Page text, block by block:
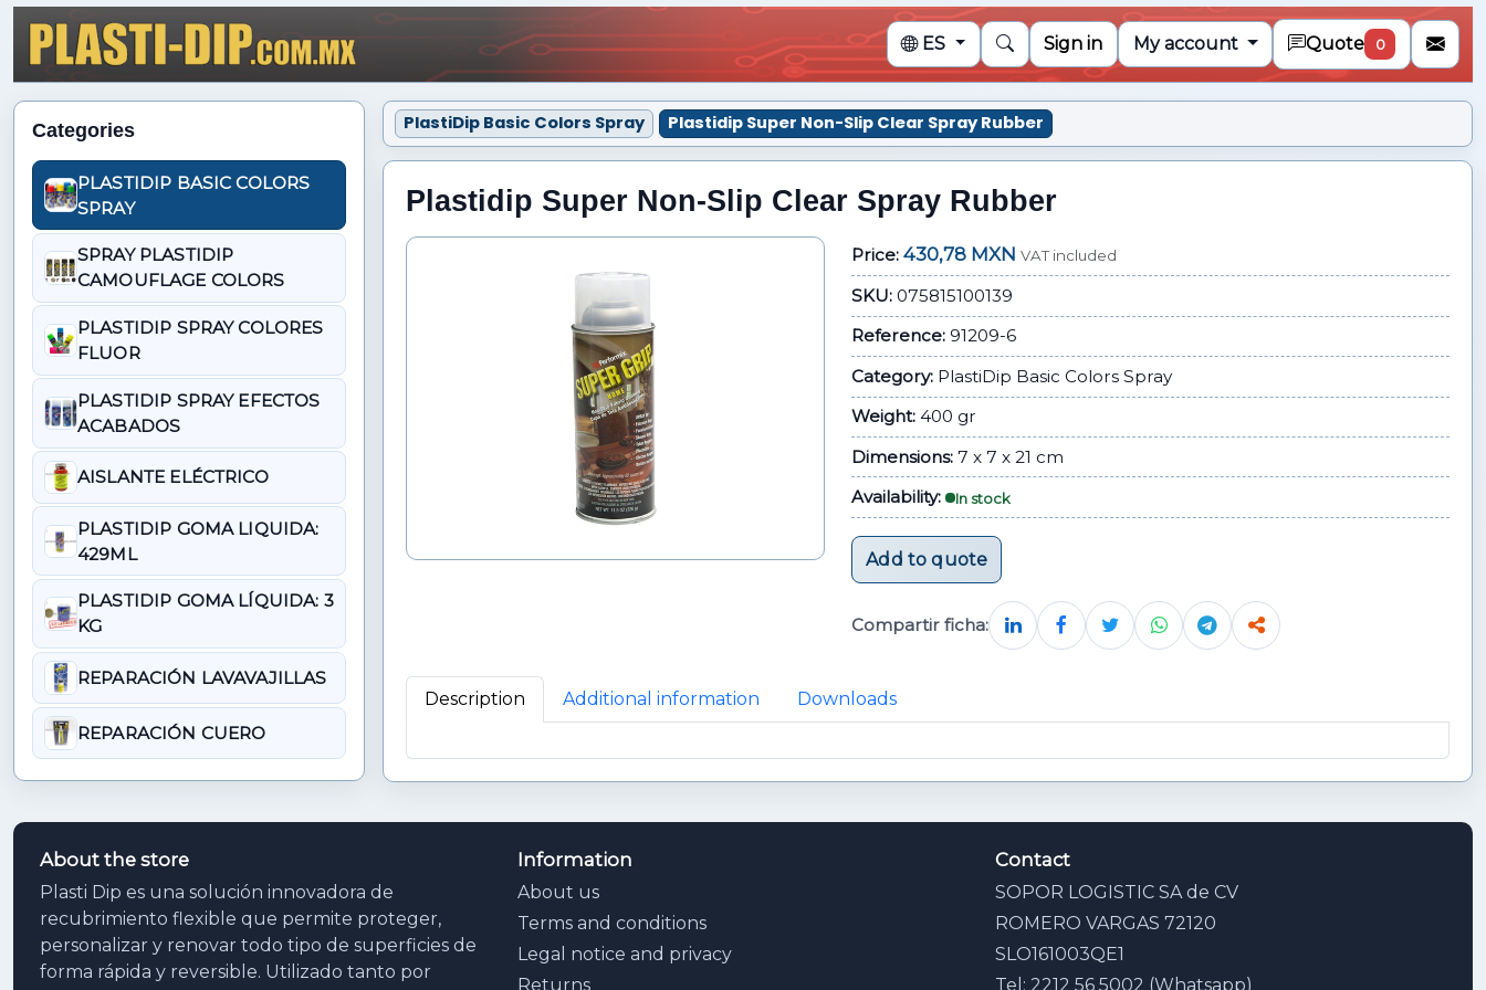
ES Sign in My account Quote 0
Categories
PLASTIDIP BASIC COLORS
SPRAY
SPRAY PLASTIDIP
CAMOUFLAGE COLORS
PLASTIDIP SPRAY COLORES
FLUOR
PLASTIDIP SPRAY EFECTOS
ACABADOS
AISLANTE ELÉCTRICO
PLASTIDIP GOMA LIQUIDA:
429ML
PLASTIDIP GOMA LÍQUIDA: 3
KG
REPARACIÓN LAVAVAJILLAS
REPARACIÓN CUERO
PlastiDip Basic Colors Spray Plastidip Super Non-Slip Clear Spray Rubber
Plastidip Super Non-Slip Clear Spray Rubber
Price: 430,78 MXN VAT included
SKU: 075815100139
Reference: 91209-6
Category: PlastiDip Basic Colors Spray
Weight: 400 gr
Dimensions: 7 x 7 x 21 cm
Availability:
In stock
Add to quote
Compartir ficha:
Description Additional information Downloads
About the store
Plasti Dip es una solución innovadora de
recubrimiento flexible que permite proteger,
personalizar y renovar todo tipo de superficies de
forma rápida y reversible. Utilizado tanto por
Information
About us
Terms and conditions
Legal notice and privacy
Returns
Contact
SOPOR LOGISTIC SA de CV
ROMERO VARGAS 72120
SLO161003QE1
Tel: 2212 56 5002 (Whatsapp)